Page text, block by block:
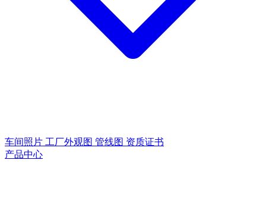
车间照片 工厂外观图 管线图 资质证书
产品中心